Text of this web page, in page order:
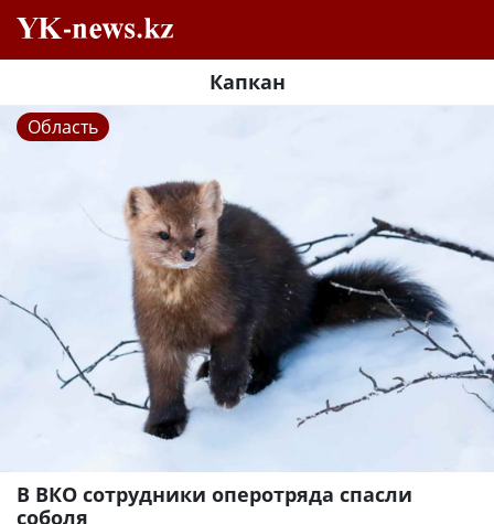
Капкан
Область
В ВКО сотрудники оперотряда спасли
соболя